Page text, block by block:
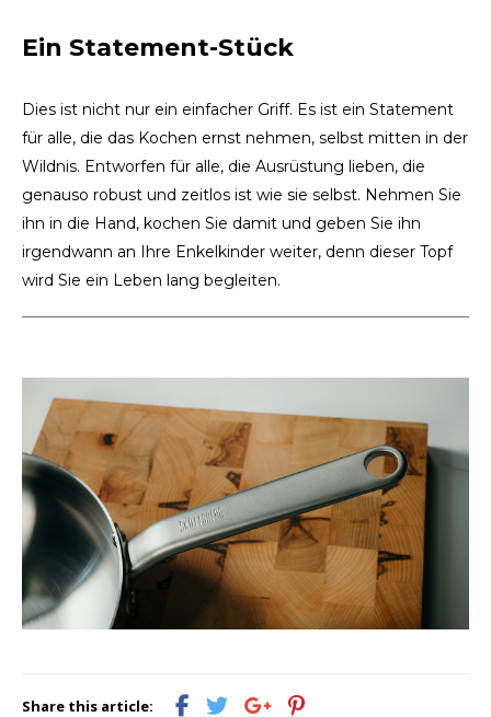
Ein Statement-Stück
Dies ist nicht nur ein einfacher Griff. Es ist ein Statement
für alle, die das Kochen ernst nehmen, selbst mitten in der
Wildnis. Entworfen für alle, die Ausrüstung lieben, die
genauso robust und zeitlos ist wie sie selbst. Nehmen Sie
ihn in die Hand, kochen Sie damit und geben Sie ihn
irgendwann an Ihre Enkelkinder weiter, denn dieser Topf
wird Sie ein Leben lang begleiten.
Share this article: